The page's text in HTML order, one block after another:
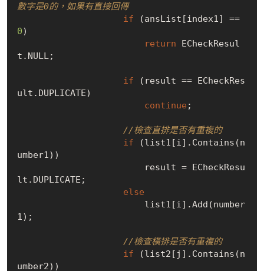
數字是0的，如果有直接回傳
if
(ansList[index1] ==
0)
return ECheckResul
t. NULL;
if (result == ECheckRes
ult.DUPLICATE)
continue ;
//檢查直排是否有重複的
if (list1[i].Contains(n
umber1))
lt.DUPLICATE;
else
1);
//檢查橫排是否有重複的
if (list2[j].Contains(n
umber2))